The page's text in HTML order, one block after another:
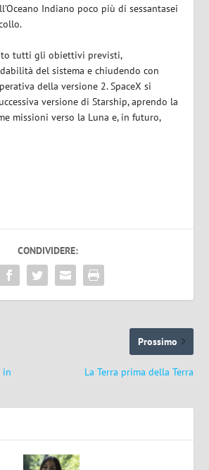
Indiano poco più di sessantasei
tutti gli obiettivi previsti,
del sistema e chiudendo con
della versione 2. SpaceX si
versione di Starship, aprendo la
missioni verso la Luna e, in futuro,
CONDIVIDERE:
in
Prossimo
La Terra prima della Terra